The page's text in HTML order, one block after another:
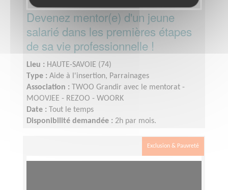
Devenez mentor(e) d'un jeune
salarié dans les premières étapes
de sa vie professionnelle !
Lieu : HAUTE-SAVOIE (74)
Type : Aide à l'insertion, Parrainages
Association :
TWOO Grandir avec le mentorat -
MOOVJEE - REZOO - WOORK
Date :
Tout le temps
Disponibilité demandée : 2h par mois.
Exclusion & Pauvreté